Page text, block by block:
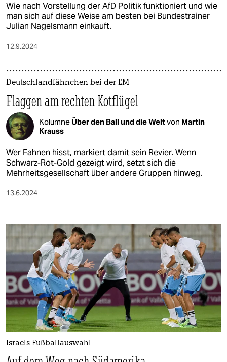
Wie nach Vorstellung der AfD Politik funktioniert und wie
man sich auf diese Weise am besten bei Bundestrainer
Julian Nagelsmann einkauft.
12.9.2024
Deutschlandfähnchen bei der EM
Flaggen am rechten Kotflügel
Kolumne Über den Ball und die Weltvon Martin
Krauss
Wer Fahnen hisst, markiert damit sein Revier. Wenn
Schwarz-Rot-Gold gezeigt wird, setzt sich die
Mehrheitsgesellschaft über andere Gruppen hinweg.
13.6.2024
Israels Fußballauswahl